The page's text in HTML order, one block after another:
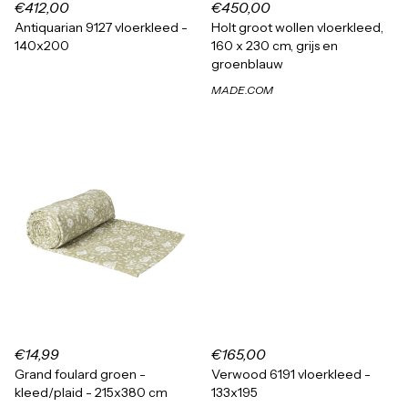
€412,00
Antiquarian 9127 vloerkleed -
140x200
€450,00
Holt groot wollen vloerkleed,
160 x 230 cm, grijs en
groenblauw
MADE.COM
€14,99
Grand foulard groen -
kleed/plaid - 215x380 cm
€165,00
Verwood 6191 vloerkleed -
133x195